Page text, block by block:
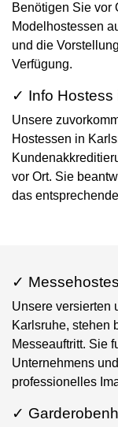
Benötigen Sie vor
Modelhostessen
und die
Verfügung.
✓ Info Hostess
Unsere
Hostessen in
vor Ort. Sie
das
✓
Unsere versierten
Karlsruhe, stehen
Messeauftritt. Sie
Unternehmens
professionelles
✓